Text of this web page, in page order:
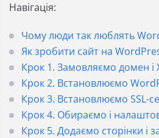
Навігація:
Чому люди так люблять
Як зробити сайт на
Крок 1. Замовляємо домен і
Крок 2. Встановлюємо
Крок 3. Встановлюємо SSL-
Крок 4. Обираємо і
Крок 5. Додаємо сторінки і